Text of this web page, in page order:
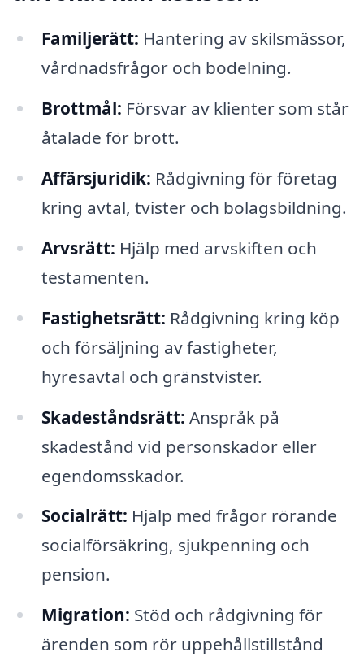
Familjerätt: Hantering av skilsmässor,
vårdnadsfrågor och bodelning.
Brottmål: Försvar av klienter som står
åtalade för brott.
Affärsjuridik: Rådgivning för företag
kring avtal, tvister och bolagsbildning.
Arvsrätt: Hjälp med arvskiften och
testamenten.
Fastighetsrätt: Rådgivning kring köp
och försäljning av fastigheter,
hyresavtal och gränstvister.
Skadeståndsrätt: Anspråk på
skadestånd vid personskador eller
egendomsskador.
Socialrätt: Hjälp med frågor rörande
socialförsäkring, sjukpenning och
pension.
Migration: Stöd och rådgivning för
ärenden som rör uppehållstillstånd